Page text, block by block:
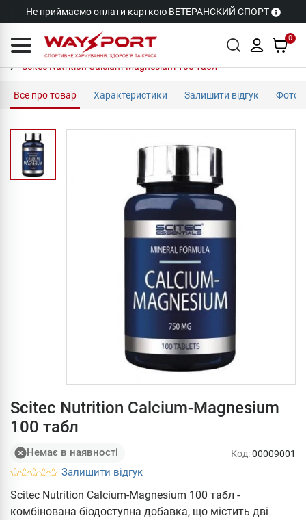
Не приймаємо оплати карткою ВЕТЕРАНСКИЙ СПОРТ
0
Scitec Nutrition Calcium-Magnesium 100 табл
Все про товар Характеристики Залишити відгук Фото
Scitec Nutrition Calcium-Magnesium
100 табл
Немає в наявності
Залишити відгук
Код:00009001
Scitec Nutrition Calcium-Magnesium 100 табл -
комбінована біодоступна добавка, що містить дві